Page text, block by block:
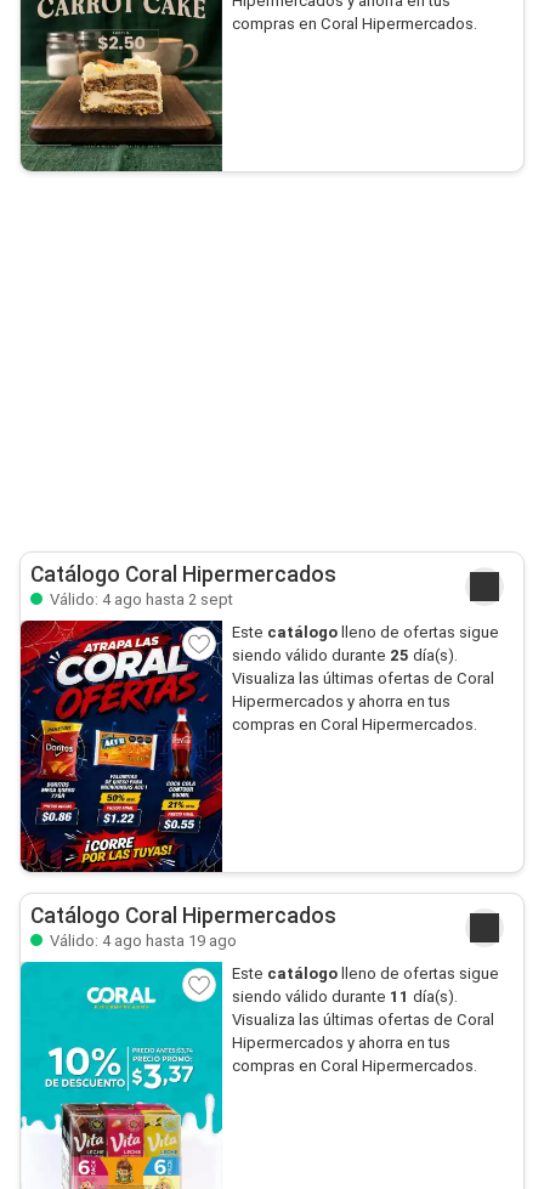
compras en Coral Hipermercados.
Catálogo Coral Hipermercados
Válido: 4 ago hasta 2 sept
Este catálogo lleno de ofertas sigue
siendo válido durante 25 día(s).
Visualiza las últimas ofertas de Coral
Hipermercados y ahorra en tus
compras en Coral Hipermercados.
Catálogo Coral Hipermercados
Válido: 4 ago hasta 19 ago
Este catálogo lleno de ofertas sigue
siendo válido durante 11 día(s).
Visualiza las últimas ofertas de Coral
Hipermercados y ahorra en tus
compras en Coral Hipermercados.